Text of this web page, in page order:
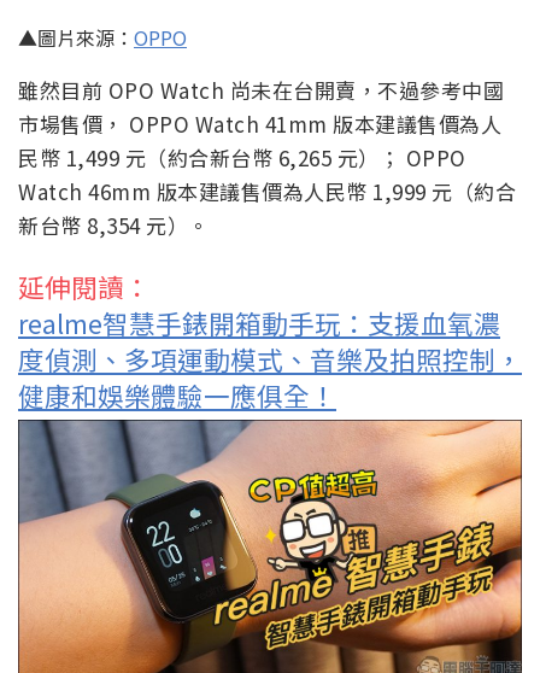
▲圖片來源： OPPO
雖然目前 OPO Watch 尚未在台開賣，不過參考中國
市場售價， OPPO Watch 41mm 版本建議售價為人
民幣 1,499 元（約合新台幣 6,265 元）； OPPO
Watch 46mm 版本建議售價為人民幣 1,999 元（約合
新台幣 8,354 元）。
延伸閱讀：
realme智慧手錶開箱動手玩：支援血氧濃
度偵測、多項運動模式、音樂及拍照控制，
健康和娛樂體驗一應俱全！